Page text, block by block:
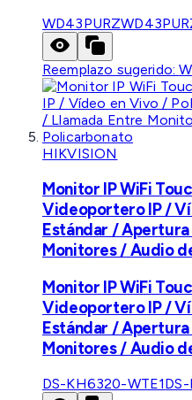
WD43PURZ
Reemplazo sugerido:
HIKVISION
Monitor IP WiFi
Videoportero IP /
Estándar /
Monitores / Audio
Monitor IP WiFi
Videoportero IP /
Estándar /
Monitores / Audio
DS-KH6320-WTE1